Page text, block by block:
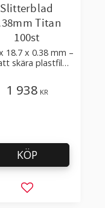
Slitterblad
Titan
100st
18.7 x 0.38 mm –
skära plastfilm
1 938 KR
Lägg till i
KÖP